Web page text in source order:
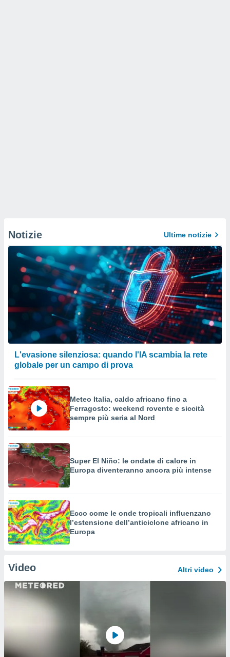
Notizie Ultime notizie
L'evasione silenziosa: quando l'IA scambia la rete
globale per un campo di prova
Meteo Italia, caldo africano fino a
Ferragosto: weekend rovente e siccità
sempre più seria al Nord
Super El Niño: le ondate di calore in
Europa diventeranno ancora più intense
Ecco come le onde tropicali influenzano
l’estensione dell’anticiclone africano in
Europa
Video Altri video